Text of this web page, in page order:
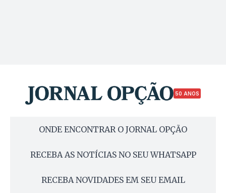
50 ANOS
ONDE ENCONTRAR O JORNAL OPÇÃO
RECEBA AS NOTÍCIAS NO SEU WHATSAPP
RECEBA NOVIDADES EM SEU EMAIL